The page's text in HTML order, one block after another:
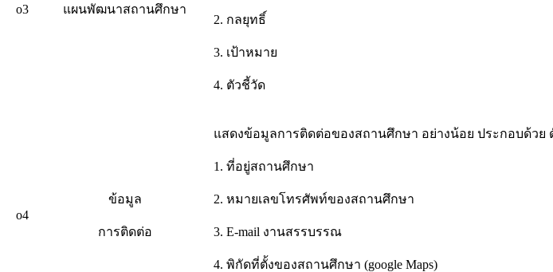
o3 แผนพัฒนาสถานศึกษา
2. กลยุทธิ์
3. เป้าหมาย
4. ตัวชี้วัด
o4
ข้อมูล
การติดต่อ
แสดงข้อมูลการติดต่อของสถานศึกษา อย่างน้อย ประกอบด้วย
1. ที่อยู่สถานศึกษา
2. หมายเลขโทรศัพท์ของสถานศึกษา
3. E-mail งานสรรบรรณ
4. พิกัดที่ตั้งของสถานศึกษา (google Maps)